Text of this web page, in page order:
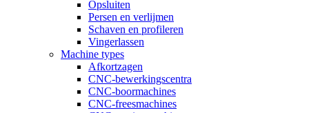
Opsluiten
Persen en verlijmen
Schaven en profileren
Vingerlassen
Machine types
Afkortzagen
CNC-bewerkingscentra
CNC-boormachines
CNC-freesmachines